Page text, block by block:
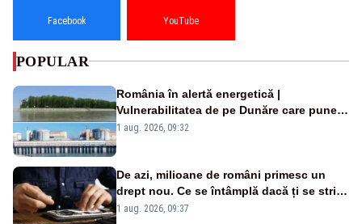
Facebook YouTube
POPULAR
România în alertă energetică |
Vulnerabilitatea de pe Dunăre care pune
în pericol Centrala Cernavodă era
1 aug. 2026, 09:32
De azi, milioane de români primesc un
drept nou. Ce se întâmplă dacă ți se strică
un produs
1 aug. 2026, 09:37